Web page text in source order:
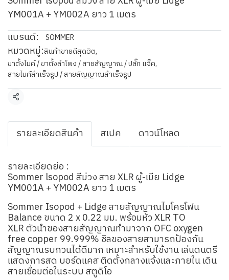
YM001A + YM002A ยาว 1 เมตร
แบรนด์:
SOMMER
หมวดหมู่:สินค้าขายดีสุดฮิต,
ขาตั้งไมค์ / ขาตั้งลำโพง / สายสัญญาณ / ปลั๊ก แจ็ค,
สายไมค์สำเร็จรูป / สายสัญญาณสำเร็จรูป
แชร์
รายละเอียดสินค้า สเปค ดาวน์โหลด
รายละเอียดย่อ :
Sommer lsopod สีม่วง สาย XLR ผู้-เมีย Lidge
YM001A + YM002A ยาว 1 เมตร
Sommer Isopod + Lidge สายสัญญาณไมโครโฟน
Balance ขนาด 2 x 0.22 มม. พร้อมหัว XLR TO
XLR ตัวนำของสายสัญญาณทำมาจาก OFC oxygen
free copper 99.999% ชิลของสายสามารถป้องกัน
สัญญาณรบกวนได้ดีมาก เหมาะสำหรับใช้งาน เล่นดนตรี
แสดงการสด บอร์ดแคส ติดตั้งกลางแจ้งและภายใน เดิน
สายเชื่อมต่อในระบบ สตูดิโอ